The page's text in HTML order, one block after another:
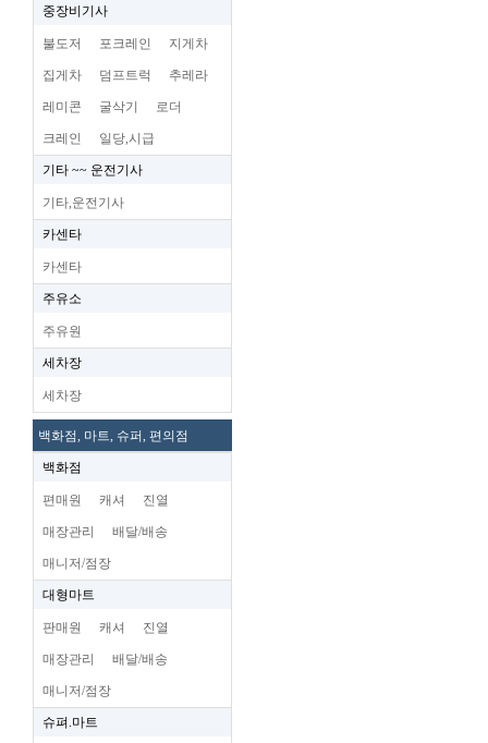
중장비기사
불도저 포크레인 지게차
집게차 덤프트럭 추레라
레미콘 굴삭기 로더
크레인 일당,시급
기타 ~~ 운전기사
기타,운전기사
카센타
카센타
주유소
주유원
세차장
세차장
백화점, 마트, 슈퍼, 편의점
백화점
편매원 캐셔 진열
매장관리 배달/배송
매니저/점장
대형마트
판매원 캐셔 진열
매장관리 배달/배송
매니저/점장
슈펴.마트